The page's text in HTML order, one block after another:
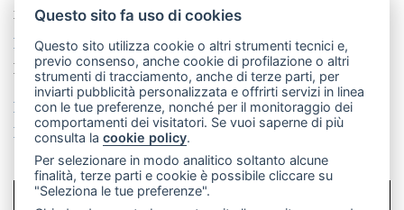
mail: redazione@merateonline.it
La redazione
CasateOnline LeccoOnline
RSS
Made by VIP
Privacy policy
Cookie policy
Rivedi le tue scelte sui cookie
SCRIVICI
Questo sito fa uso di cookies
Questo sito utilizza cookie o altri strumenti tecnici e,
previo consenso, anche cookie di profilazione o altri
strumenti di tracciamento, anche di terze parti, per
inviarti pubblicità personalizzata e offrirti servizi in linea
con le tue preferenze, nonché per il monitoraggio dei
comportamenti dei visitatori. Se vuoi saperne di più
consulta lacookie policy.
Per selezionare in modo analitico soltanto alcune
finalità, terze parti e cookie è possibile cliccare su
"Seleziona le tue preferenze".